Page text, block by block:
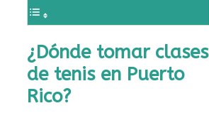
¿Dónde tomar clases
de tenis en Puerto
Rico?